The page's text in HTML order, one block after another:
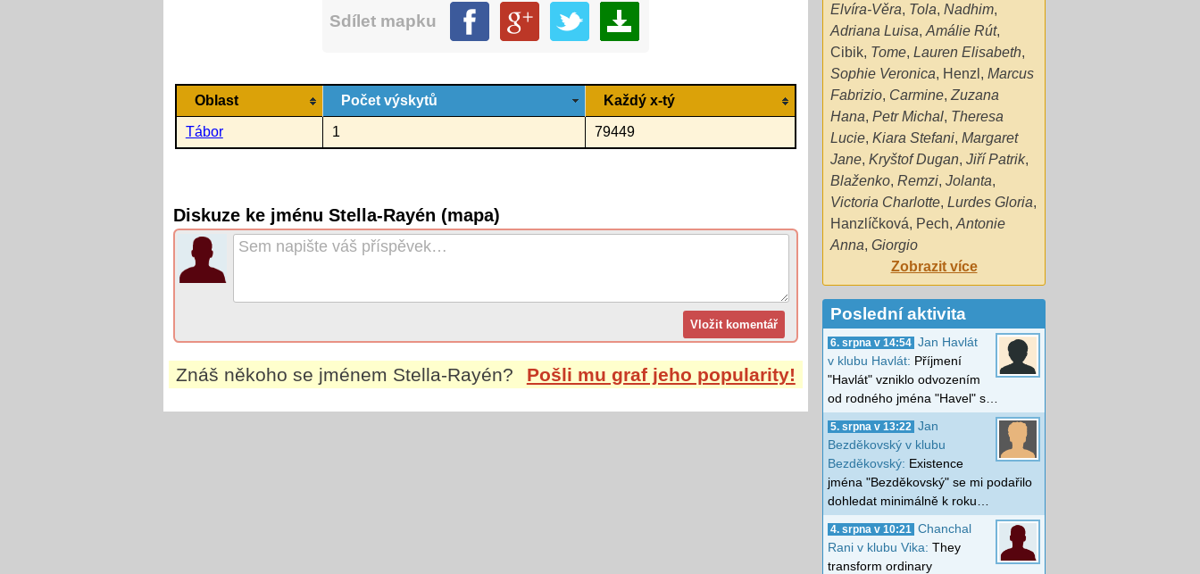
Sdílet mapku
Oblast Počet výskytů Každý x-tý
Tábor 1 79449
Diskuze ke jménu Stella-Rayén (mapa)
Znáš někoho se jménem Stella-Rayén? Pošli mu graf jeho popularity!
Elvíra-Věra, Tola, Nadhim,
Adriana Luisa, Amálie Rút,
Cibik, Tome, Lauren Elisabeth,
Sophie Veronica, Henzl , Marcus
Fabrizio, Carmine, Zuzana
Hana, Petr Michal, Theresa
Lucie, Kiara Stefani, Margaret
Jane, Kryštof Dugan, Jiří Patrik,
Blaženko, Remzi, Jolanta,
Victoria Charlotte, Lurdes Gloria,
Hanzlíčková, Pech, Antonie
Anna, Giorgio
Zobrazit více
Poslední aktivita
6. srpna v 14:54 Jan Havlát
v klubu Havlát: Příjmení
"Havlát" vzniklo odvozením
od rodného jména "Havel" s…
5. srpna v 13:22
Jan
Bezděkovský v klubu
Bezděkovský: Existence
jména "Bezděkovský" se mi podařilo
dohledat minimálně k roku…
4. srpna v 10:21
Chanchal
Rani v klubu Vika: They
transform ordinary